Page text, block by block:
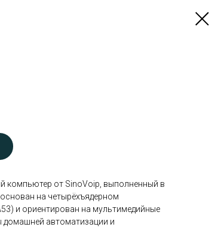
компьютер от SinoVoip, выполненный в
на четырёхъядерном
и ориентирован на мультимедийные
домашней автоматизации и